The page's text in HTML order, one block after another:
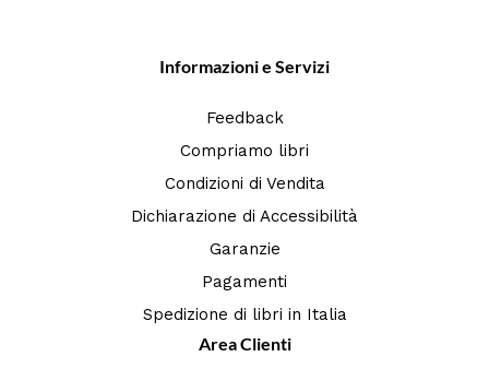
Informazioni e Servizi
Feedback
Compriamo libri
Condizioni di Vendita
Dichiarazione di Accessibilità
Garanzie
Pagamenti
Spedizione di libri in Italia
Area Clienti